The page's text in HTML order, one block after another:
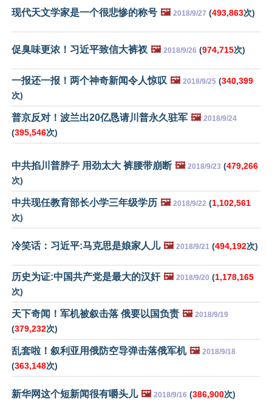
现代天文学家是一个很悲惨的称号 🖼️ 2018/9/27 (493,863次)
促臭味更浓！习近平致信大裤衩 🖼️ 2018/9/26 (974,715次)
一报还一报！两个神奇新闻令人惊叹 🖼️ 2018/9/25 (340,399
次)
普京反对！波兰出20亿恳请川普永久驻军 🖼️ 2018/9/24
(395,546次)
中共掐川普脖子 用劲太大 裤腰带崩断 🖼️ 2018/9/23 (479,266
次)
中共现任教育部长小学三年级学历 🖼️ 2018/9/22 (1,102,561
次)
冷笑话：习近平:马克思是娘家人儿 🖼️ 2018/9/21 (494,192次)
历史为证:中国共产党是最大的汉奸 🖼️ 2018/9/20 (1,178,165
次)
天下奇闻！军机被叙击落 俄要以国负责 🖼️ 2018/9/19
(379,232次)
乱套啦！叙利亚用俄防空导弹击落俄军机 🖼️ 2018/9/18
(363,148次)
新华网这个短新闻很有嚼头儿 🖼️ 2018/9/16 (386,900次)